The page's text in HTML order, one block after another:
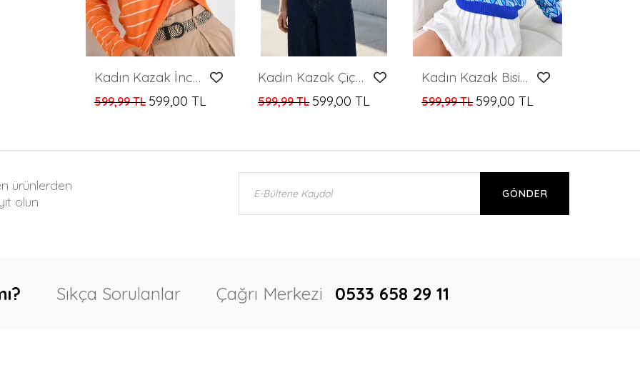
Kadın Kazak İnce Çizgili Polo Yaka Kazak Turuncu - 224384
599,99 TL 599,00 TL
Kadın Kazak Çiçek Desenli Delikli Kazak Kadın Kazak
599,99 TL 599,00 TL
Kadın Kazak Bisiklet Yaka Desenli Kadın Kazak Saks - 224503
599,99 TL 599,00 TL
ürünlerden
olun
GÖNDER
Sıkça Sorulanlar Çağrı Merkezi 0533 658 29 11